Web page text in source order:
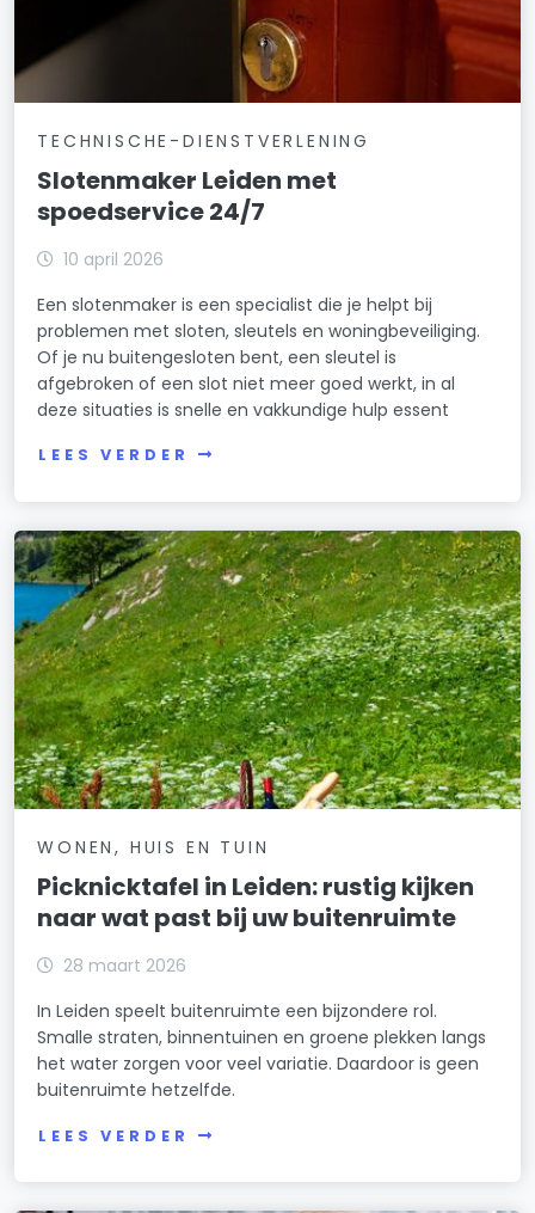
TECHNISCHE-DIENSTVERLENING
Slotenmaker Leiden met
spoedservice 24/7
10 april 2026
Een slotenmaker is een specialist die je helpt bij
problemen met sloten, sleutels en woningbeveiliging.
Of je nu buitengesloten bent, een sleutel is
afgebroken of een slot niet meer goed werkt, in al
deze situaties is snelle en vakkundige hulp essent
LEES VERDER
WONEN, HUIS EN TUIN
Picknicktafel in Leiden: rustig kijken
naar wat past bij uw buitenruimte
28 maart 2026
In Leiden speelt buitenruimte een bijzondere rol.
Smalle straten, binnentuinen en groene plekken langs
het water zorgen voor veel variatie. Daardoor is geen
buitenruimte hetzelfde.
LEES VERDER